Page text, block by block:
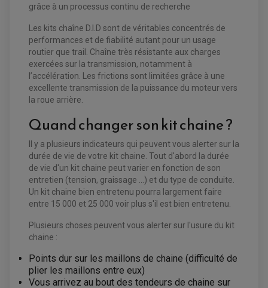
ACCESSOIRE + VISSERIE FREINAGE
DISQUE DE FREIN
PLAQUETTE DE FREIN
EQUIPEMENT ELECTRIQUE QUAD / SSV
ACCESSOIRES ELECTRIQUE QUAD / SSV
BOITIER CDI QUAD ET SSV
CHARGEUR DE BATTERIE QUAD / SSV
CONTACTEUR A CLÉ QUAD
DÉMARREUR
ECLAIRAGE LED / HALOGÈNE
STATOR ET REDRESSEUR / REGULATEUR
VENTILATEUR DE RADIATEUR
EQUIPEMENT FREINAGE QUAD / SSV
DISQUE DE FREIN QUAD / SSV
KIT DURITE DE FREIN QUAD
KIT REPARATION MAÎTRE CYLINDRE QUAD / SSV
HUILE POUR QUAD
PRODUIT D'ENTRETIEN QUAD
PNEUMATIQUE
MOUSSE
EQUIPEMENT FREINAGE MOTO CROSS ET
ENDURO
ACCESSOIRES FREINAGE
DISQUE DE FREIN AVANT
DISQUE DE FREIN ARRIÈRE
grâce à un processus continu de recherche
Les kits chaîne D.I.D sont de véritables concentrés de
performances et de fiabilité autant pour un usage
routier que trail. Chaîne très résistante aux charges
exercées sur la transmission, notamment à
l’accélération. Les frictions sont limitées grâce à une
excellente transmission de la puissance du moteur vers
la roue arrière.
Quand changer son kit chaine ?
Il y a plusieurs indicateurs qui peuvent vous alerter sur la
durée de vie de votre kit chaine. Tout d'abord la durée
de vie d'un kit chaine peut varier en fonction de son
entretien (tension, graissage ...) et du type de conduite.
Un kit chaine bien entretenu pourra largement faire
entre 15 000 et 25 000 voir plus s'il est bien entretenu.
Plusieurs choses peuvent vous alerter sur l'usure du kit
chaine :
Points dur sur les maillons de chaine (difficulté de
plier les maillons entre eux)
Vous arrivez au bout des tendeurs de chaine sur